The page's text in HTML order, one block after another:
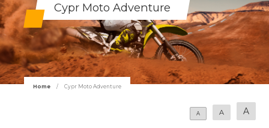
Cypr Moto Adventure
Home / Cypr Moto Adventure
A A A